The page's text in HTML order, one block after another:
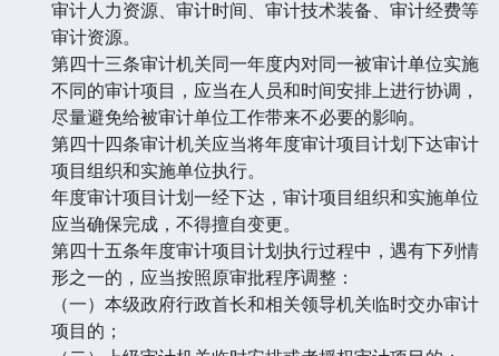
审计人力资源、审计时间、审计技术装备、审计经费等
审计资源。
第四十三条审计机关同一年度内对同一被审计单位实施
不同的审计项目，应当在人员和时间安排上进行协调，
尽量避免给被审计单位工作带来不必要的影响。
第四十四条审计机关应当将年度审计项目计划下达审计
项目组织和实施单位执行。
年度审计项目计划一经下达，审计项目组织和实施单位
应当确保完成，不得擅自变更。
第四十五条年度审计项目计划执行过程中，遇有下列情
形之一的，应当按照原审批程序调整：
（一）本级政府行政首长和相关领导机关临时交办审计
项目的；